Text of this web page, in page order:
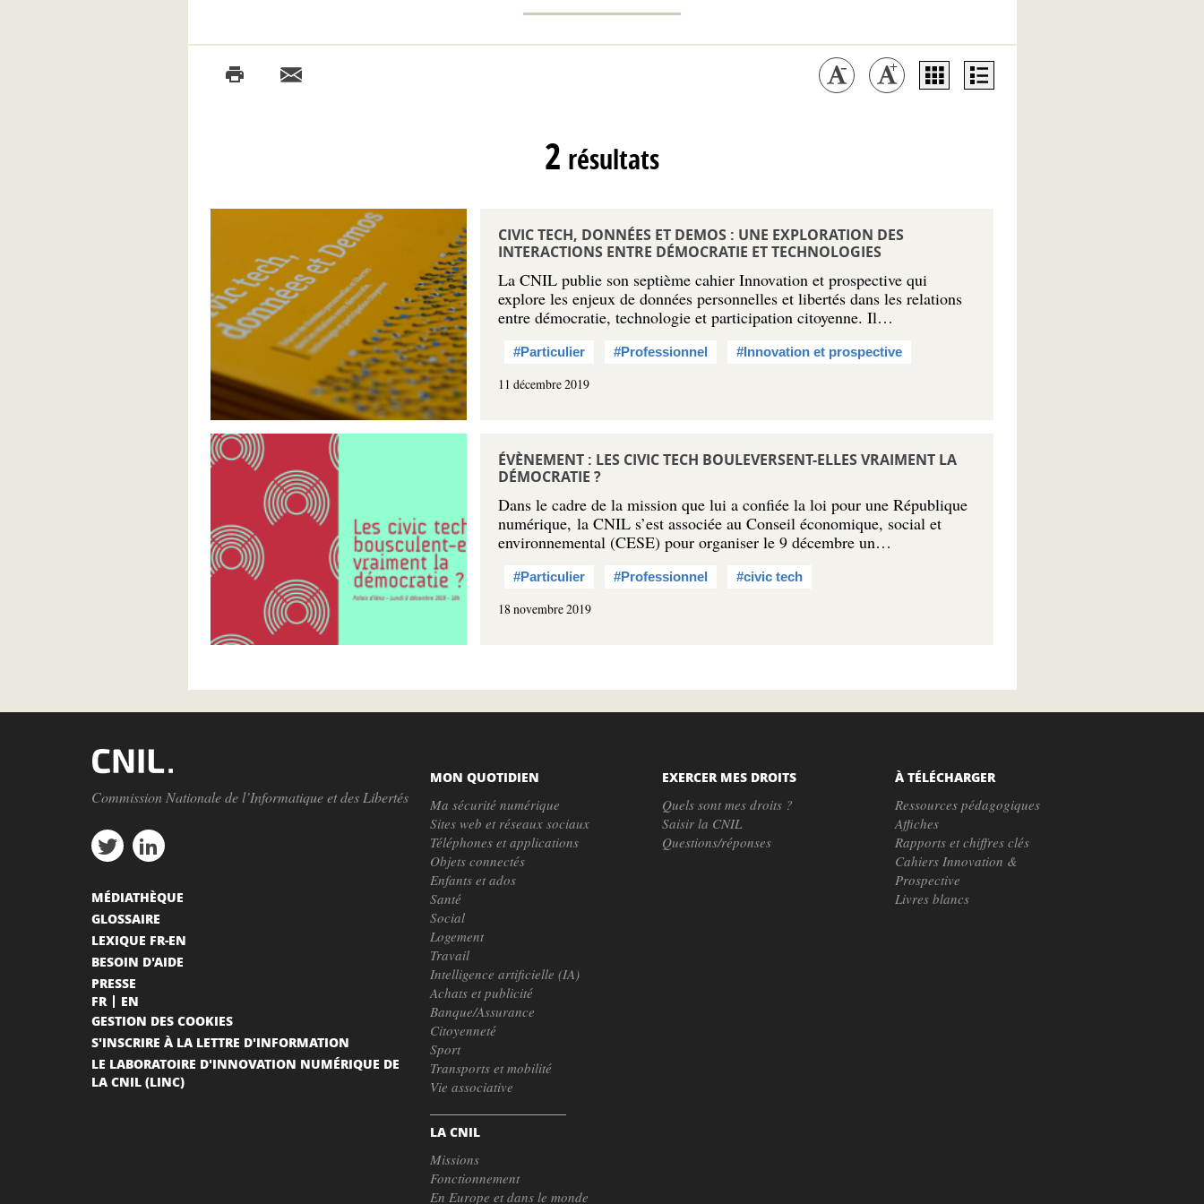
2 résultats
CIVIC TECH, DONNÉES ET DEMOS : UNE EXPLORATION DES
INTERACTIONS ENTRE DÉMOCRATIE ET TECHNOLOGIES
La CNIL publie son septième cahier Innovation et prospective qui
explore les enjeux de données personnelles et libertés dans les relations
entre démocratie, technologie et participation citoyenne. Il…
#Particulier #Professionnel #Innovation et prospective
11 décembre 2019
ÉVÈNEMENT : LES CIVIC TECH BOULEVERSENT-ELLES VRAIMENT LA
DÉMOCRATIE ?
Dans le cadre de la mission que lui a confiée la loi pour une République
numérique, la CNIL s’est associée au Conseil économique, social et
environnemental (CESE) pour organiser le 9 décembre un…
#Particulier #Professionnel #civic tech
18 novembre 2019
Commission Nationale de l’Informatique et des Libertés
MON QUOTIDIEN
Ma sécurité numérique
Sites web et réseaux sociaux
Téléphones et applications
Objets connectés
Enfants et ados
Santé
Social
Logement
Travail
Intelligence artificielle (IA)
Achats et publicité
Banque/Assurance
Citoyenneté
Sport
Transports et mobilité
Vie associative
LA CNIL
Missions
Fonctionnement
En Europe et dans le monde
EXERCER MES DROITS
Quels sont mes droits ?
Saisir la CNIL
Questions/réponses
À TÉLÉCHARGER
Ressources pédagogiques
Affiches
Rapports et chiffres clés
Cahiers Innovation &
Prospective
Livres blancs
MÉDIATHÈQUE
GLOSSAIRE
LEXIQUE FR-EN
BESOIN D'AIDE
PRESSE
FR
EN
GESTION DES COOKIES
S'INSCRIRE À LA LETTRE D'INFORMATION
LE LABORATOIRE D'INNOVATION NUMÉRIQUE DE
LA CNIL (LINC)